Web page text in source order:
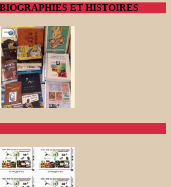
ET HISTOIRES